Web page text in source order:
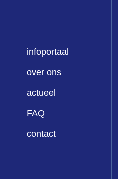
infoportaal
over ons
actueel
FAQ
contact